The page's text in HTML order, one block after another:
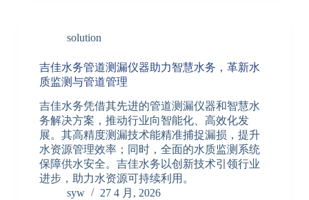
solution
吉佳水务管道测漏仪器助力智慧水务，革新水
质监测与管道管理
吉佳水务凭借其先进的管道测漏仪器和智慧水
务解决方案，推动行业向智能化、高效化发
展。其高精度测漏技术能精准捕捉漏损，提升
水资源管理效率；同时，全面的水质监测系统
保障供水安全。吉佳水务以创新技术引领行业
进步，助力水资源可持续利用。
syw
27 4 月, 2026